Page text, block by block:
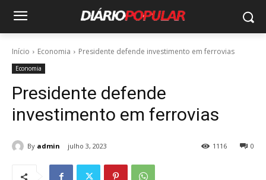
Início Economia Presidente defende investimento em ferrovias
Economia
Presidente defende
investimento em ferrovias
By admin julho 3, 2023 0
1116